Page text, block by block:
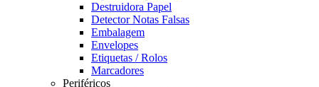
Destruidora Papel
Detector Notas Falsas
Embalagem
Envelopes
Etiquetas / Rolos
Marcadores
Periféricos